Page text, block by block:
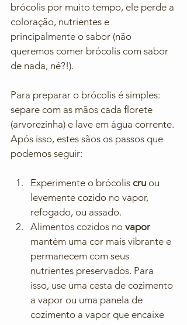
brócolis por muito tempo, ele perde a
coloração, nutrientes e
principalmente o sabor (não
queremos comer brócolis com sabor
de nada, né?!).
Para preparar o brócolis é simples:
separe com as mãos cada florete
(arvorezinha) e lave em água corrente.
Após isso, estes sãos os passos que
podemos seguir:
Experimente o brócolis cru ou
levemente cozido no vapor,
refogado, ou assado.
Alimentos cozidos no vapor
mantém uma cor mais vibrante e
permanecem com seus
nutrientes preservados. Para
isso, use uma cesta de cozimento
a vapor ou uma panela de
cozimento a vapor que encaixe